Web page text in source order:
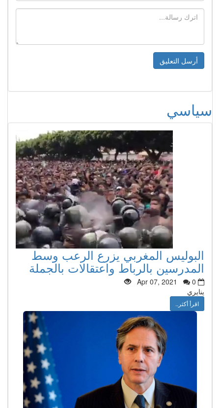
سياسي
البوليس المغربي يزرع الرعب وسط
المدرسين بالرباط واعتقالات بالجملة
Apr 07, 2021
0
ينايري
اقرأ أكثر..